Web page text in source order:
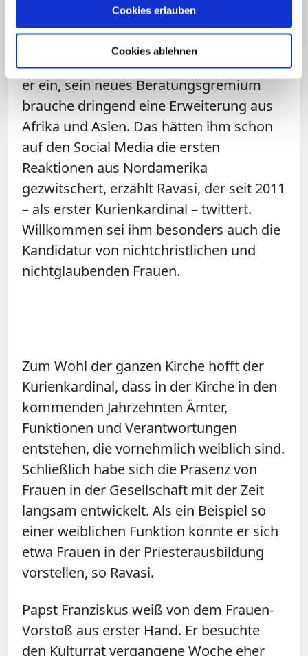
Cookies erlauben
Cookies ablehnen
Ravasi würde einen Frauenrat auch
anderen vatikanischen Behörden
empfehlen. Und schuldbewusst gesteht
er ein, sein neues Beratungsgremium
brauche dringend eine Erweiterung aus
Afrika und Asien. Das hätten ihm schon
auf den Social Media die ersten
Reaktionen aus Nordamerika
gezwitschert, erzählt Ravasi, der seit 2011
– als erster Kurienkardinal – twittert.
Willkommen sei ihm besonders auch die
Kandidatur von nichtchristlichen und
nichtglaubenden Frauen.
Zum Wohl der ganzen Kirche hofft der
Kurienkardinal, dass in der Kirche in den
kommenden Jahrzehnten Ämter,
Funktionen und Verantwortungen
entstehen, die vornehmlich weiblich sind.
Schließlich habe sich die Präsenz von
Frauen in der Gesellschaft mit der Zeit
langsam entwickelt. Als ein Beispiel so
einer weiblichen Funktion könnte er sich
etwa Frauen in der Priesterausbildung
vorstellen, so Ravasi.
Papst Franziskus weiß von dem Frauen-
Vorstoß aus erster Hand. Er besuchte
den Kulturrat vergangene Woche eher